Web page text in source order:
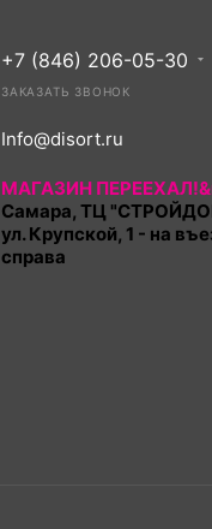
+7 (846) 206-05-30
ЗАКАЗАТЬ ЗВОНОК
Info@disort.ru
МАГАЗИН
Самара, ТЦ
ул. Крупской, 1 - на
справа